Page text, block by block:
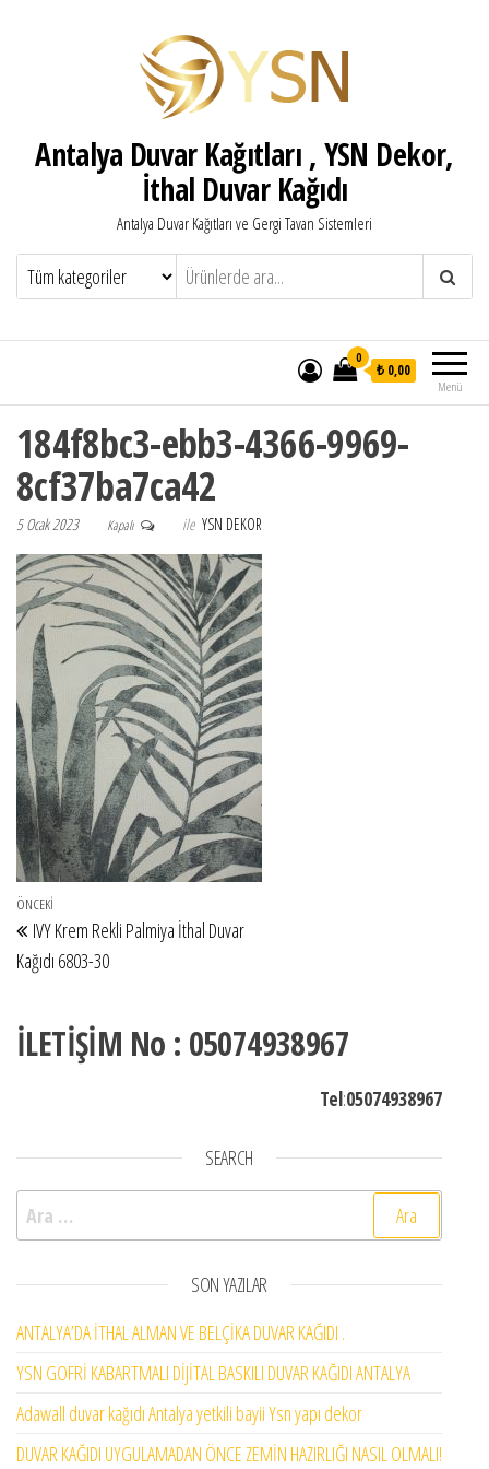
Antalya Duvar Kağıtları , YSN Dekor,
İthal Duvar Kağıdı
Antalya Duvar Kağıtları ve Gergi Tavan Sistemleri
Menü
0
₺ 0,00
184f8bc3-ebb3-4366-9969-
8cf37ba7ca42
5 Ocak 2023 Kapalı ile YSN DEKOR
Yazı gezinmesi
Önceki Yazı
ÖNCEKI
IVY Krem Rekli Palmiya İthal Duvar
Kağıdı 6803-30
İLETİŞİM No : 05074938967
Tel:05074938967
SEARCH
Arama:
SON YAZILAR
ANTALYA’DA İTHAL ALMAN VE BELÇİKA DUVAR KAĞIDI .
YSN GOFRİ KABARTMALI DİJİTAL BASKILI DUVAR KAĞIDI ANTALYA
Adawall duvar kağıdı Antalya yetkili bayii Ysn yapı dekor
DUVAR KAĞIDI UYGULAMADAN ÖNCE ZEMİN HAZIRLIĞI NASIL OLMALI!